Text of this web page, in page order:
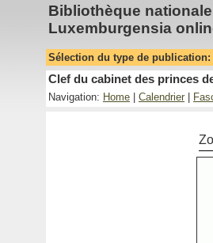
Bibliothèque
Luxemburgensia
Sélection du type de publication:
Clef du cabinet des princes
Navigation: Home Calendrier